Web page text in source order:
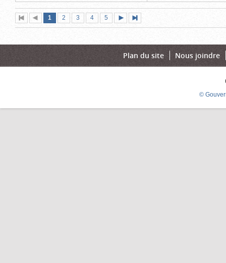
Première
page
Page
précédente
Page
1 (page
actuelle)
Page
2 Page
3 Page
4 Page
5
suivante
page
Plan du site Nous joindre
©